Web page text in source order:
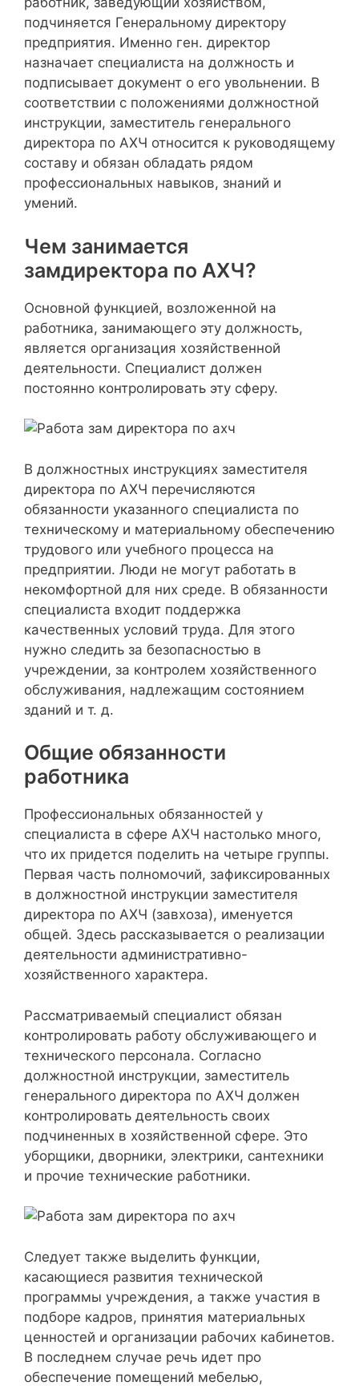
подчиняется Генеральному директору
предприятия. Именно ген. директор
назначает специалиста на должность и
подписывает документ о его увольнении. В
соответствии с положениями должностной
инструкции, заместитель генерального
директора по АХЧ относится к руководящему
составу и обязан обладать рядом
профессиональных навыков, знаний и
умений.
Чем занимается
замдиректора по АХЧ?
Основной функцией, возложенной на
работника, занимающего эту должность,
является организация хозяйственной
деятельности. Специалист должен
постоянно контролировать эту сферу.
В должностных инструкциях заместителя
директора по АХЧ перечисляются
обязанности указанного специалиста по
техническому и материальному обеспечению
трудового или учебного процесса на
предприятии. Люди не могут работать в
некомфортной для них среде. В обязанности
специалиста входит поддержка
качественных условий труда. Для этого
нужно следить за безопасностью в
учреждении, за контролем хозяйственного
обслуживания, надлежащим состоянием
зданий и т. д.
Общие обязанности
работника
Профессиональных обязанностей у
специалиста в сфере АХЧ настолько много,
что их придется поделить на четыре группы.
Первая часть полномочий, зафиксированных
в должностной инструкции заместителя
директора по АХЧ (завхоза), именуется
общей. Здесь рассказывается о реализации
деятельности административно-
хозяйственного характера.
Рассматриваемый специалист обязан
контролировать работу обслуживающего и
технического персонала. Согласно
должностной инструкции, заместитель
генерального директора по АХЧ должен
контролировать деятельность своих
подчиненных в хозяйственной сфере. Это
уборщики, дворники, электрики, сантехники
и прочие технические работники.
Следует также выделить функции,
касающиеся развития технической
программы учреждения, а также участия в
подборе кадров, принятия материальных
ценностей и организации рабочих кабинетов.
В последнем случае речь идет про
обеспечение помещений мебелью,